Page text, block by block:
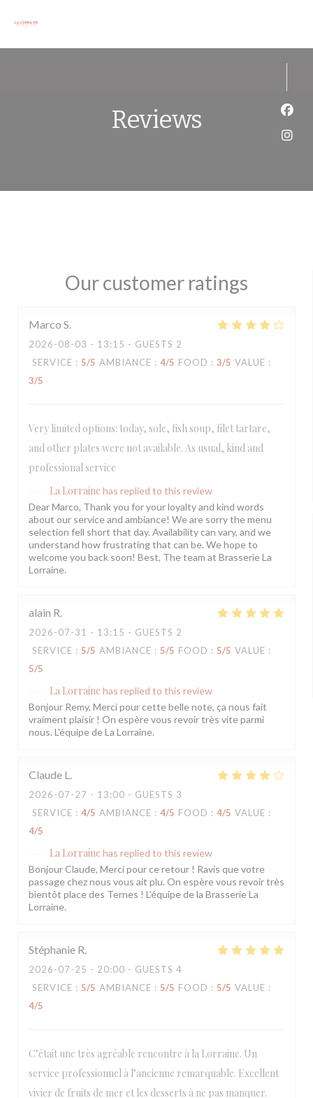
Reviews
Our customer ratings
Marco S
2026-08-03 - 13:15 - GUESTS 2
SERVICE : 5/5 AMBIANCE : 4/5 FOOD : 3/5 VALUE :
3/5
Very limited options: today, sole, fish soup, filet tartare,
and other plates were not available. As usual, kind and
professional service
La Lorraine has replied to this review
Dear Marco, Thank you for your loyalty and kind words
about our service and ambiance! We are sorry the menu
selection fell short that day. Availability can vary, and we
understand how frustrating that can be. We hope to
welcome you back soon! Best, The team at Brasserie La
Lorraine.
alain R
2026-07-31 - 13:15 - GUESTS 2
SERVICE : 5/5 AMBIANCE : 5/5 FOOD : 5/5 VALUE :
5/5
La Lorraine has replied to this review
Bonjour Remy, Merci pour cette belle note, ça nous fait
vraiment plaisir ! On espère vous revoir très vite parmi
nous. L'équipe de La Lorraine.
Claude L
2026-07-27 - 13:00 - GUESTS 3
SERVICE : 4/5 AMBIANCE : 4/5 FOOD : 4/5 VALUE :
4/5
La Lorraine has replied to this review
Bonjour Claude, Merci pour ce retour ! Ravis que votre
passage chez nous vous ait plu. On espère vous revoir très
bientôt place des Ternes ! L'équipe de la Brasserie La
Lorraine.
Stéphanie R
2026-07-25 - 20:00 - GUESTS 4
SERVICE : 5/5 AMBIANCE : 5/5 FOOD : 5/5 VALUE :
4/5
C’était une très agréable rencontre à la Lorraine. Un
service professionnel à l’ancienne remarquable. Excellent
vivier de fruits de mer et les desserts à ne pas manquer.